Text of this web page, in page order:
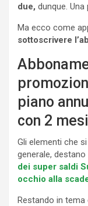
due, dunque.
Ma ecco come
sottoscrivere
piano
con 2
Gli elementi che
generale,
dei super saldi
occhio alla
Restando in tema